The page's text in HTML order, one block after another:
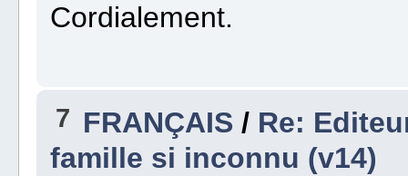
Cordialement.
7 FRANÇAIS / Re:
famille si inconnu (v14)